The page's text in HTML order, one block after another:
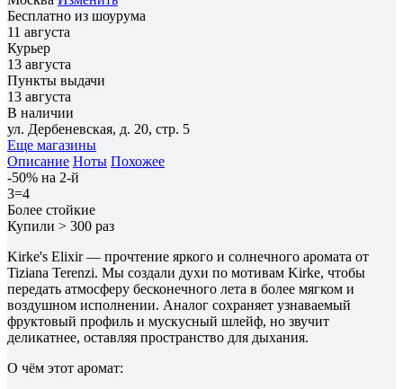
Бесплатно из шоурума
11 августа
Курьер
13 августа
Пункты выдачи
13 августа
В наличии
ул. Дербеневская, д. 20, стр. 5
Еще магазины
Описание Ноты Похожее
-50% на 2-й
3=4
Более стойкие
Купили > 300 раз
Kirke's Elixir — прочтение яркого и солнечного аромата от
Tiziana Terenzi. Мы создали духи по мотивам Kirke, чтобы
передать атмосферу бесконечного лета в более мягком и
воздушном исполнении. Аналог сохраняет узнаваемый
фруктовый профиль и мускусный шлейф, но звучит
деликатнее, оставляя пространство для дыхания.
О чём этот аромат: